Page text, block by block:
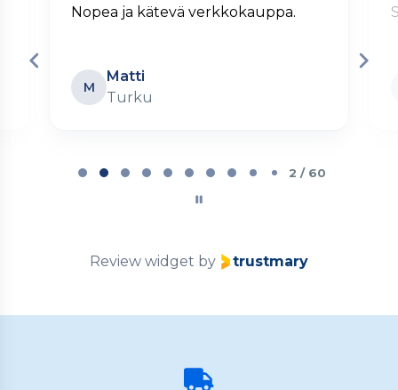
Nopea ja kätevä verkkokauppa.
M
Matti
Turku
2 / 60
Review widget by trustmary